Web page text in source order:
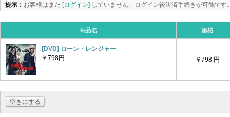
提示： お客様はまだ [ログイン] していません、ログイン後決済手続きが可能です
商品名 価格
[DVD] ローン・レンジャー
￥798円
￥798 円
空きにする